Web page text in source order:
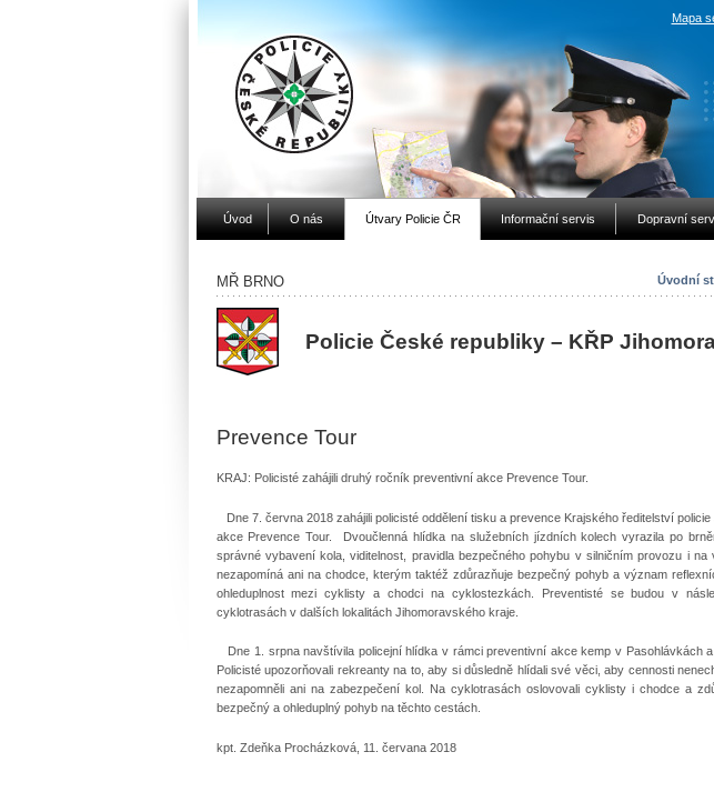
Mapa
Úvod O nás Útvary Policie ČR Informační servis Dopravní
Úvodní
MŘ BRNO
Policie České republiky – KŘP
Prevence Tour
KRAJ: Policisté zahájili druhý ročník preventivní akce Prevence Tour.
Dne 7. června 2018 zahájili policisté oddělení tisku a prevence Krajského ředitelství
akce Prevence Tour. Dvoučlenná hlídka na služebních jízdních kolech vyrazila po
správné vybavení kola, viditelnost, pravidla bezpečného pohybu v silničním provozu i
nezapomíná ani na chodce, kterým taktéž zdůrazňuje bezpečný pohyb a význam
ohleduplnost mezi cyklisty a chodci na cyklostezkách.
Preventisté se budou v
cyklotrasách v dalších lokalitách Jihomoravského kraje.
Dne 1. srpna navštívila policejní hlídka v rámci preventivní akce kemp v Pasohlávkách a
Policisté upozorňovali rekreanty na to, aby si důsledně hlídali své věci, aby cennosti
nezapomněli ani na zabezpečení kol. Na cyklotrasách oslovovali cyklisty i chodce a
bezpečný a ohleduplný pohyb na těchto cestách.
kpt. Zdeňka Procházková, 11. červana 2018